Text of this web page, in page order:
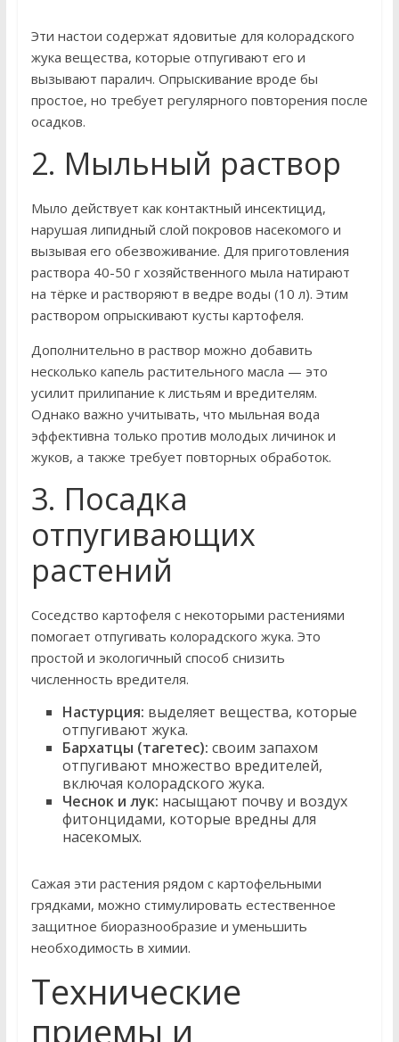
Эти настои содержат ядовитые для колорадского
жука вещества, которые отпугивают его и
вызывают паралич. Опрыскивание вроде бы
простое, но требует регулярного повторения после
осадков.
2. Мыльный раствор
Мыло действует как контактный инсектицид,
нарушая липидный слой покровов насекомого и
вызывая его обезвоживание. Для приготовления
раствора 40-50 г хозяйственного мыла натирают
на тёрке и растворяют в ведре воды (10 л). Этим
раствором опрыскивают кусты картофеля.
Дополнительно в раствор можно добавить
несколько капель растительного масла — это
усилит прилипание к листьям и вредителям.
Однако важно учитывать, что мыльная вода
эффективна только против молодых личинок и
жуков, а также требует повторных обработок.
3. Посадка
отпугивающих
растений
Соседство картофеля с некоторыми растениями
помогает отпугивать колорадского жука. Это
простой и экологичный способ снизить
численность вредителя.
Настурция: выделяет вещества, которые
отпугивают жука.
Бархатцы (тагетес): своим запахом
отпугивают множество вредителей,
включая колорадского жука.
Чеснок и лук: насыщают почву и воздух
фитонцидами, которые вредны для
насекомых.
Сажая эти растения рядом с картофельными
грядками, можно стимулировать естественное
защитное биоразнообразие и уменьшить
необходимость в химии.
Технические
приемы и